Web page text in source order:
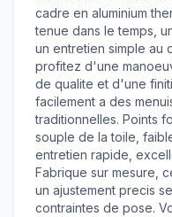
cadre en aluminium
tenue dans le temps,
un entretien simple au
profitez d'une
de qualite et d'une
facilement a des
traditionnelles. Points
souple de la toile,
entretien rapide,
Fabrique sur mesure,
un ajustement precis
contraintes de pose.